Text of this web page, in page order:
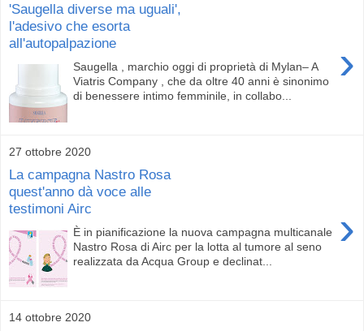
'Saugella diverse ma uguali',
l'adesivo che esorta
all'autopalpazione
›
Saugella , marchio oggi di proprietà di Mylan– A
Viatris Company , che da oltre 40 anni è sinonimo
di benessere intimo femminile, in collabo...
27 ottobre 2020
La campagna Nastro Rosa
quest'anno dà voce alle
testimoni Airc
›
È in pianificazione la nuova campagna multicanale
Nastro Rosa di Airc per la lotta al tumore al seno
realizzata da Acqua Group e declinat...
14 ottobre 2020